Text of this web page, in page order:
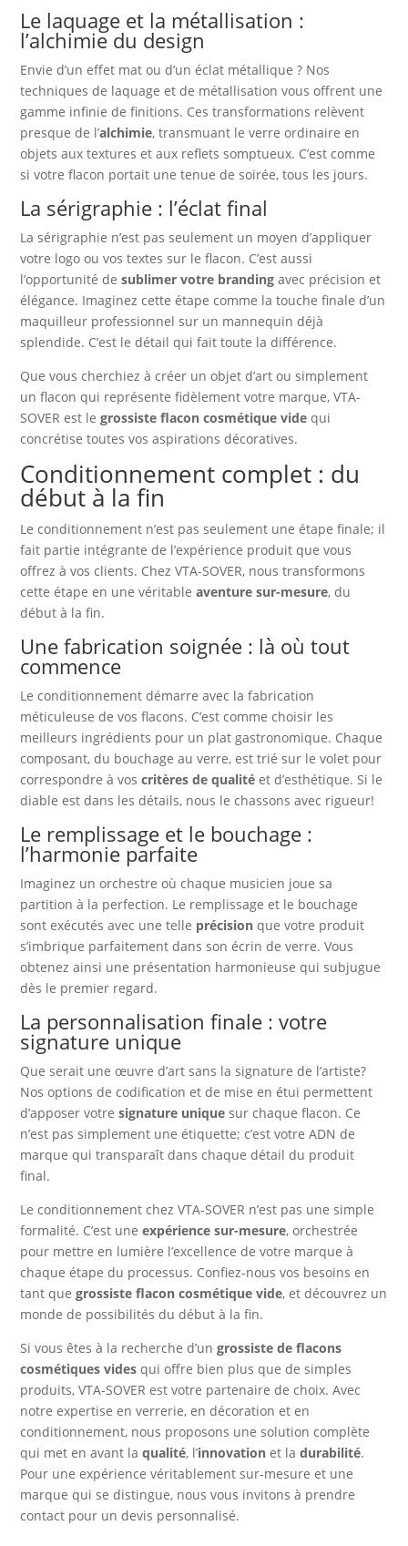
Le laquage et la métallisation :
l’alchimie du design
Envie d’un effet mat ou d’un éclat métallique ? Nos
techniques de laquage et de métallisation vous offrent une
gamme infinie de finitions. Ces transformations relèvent
presque de l’alchimie, transmuant le verre ordinaire en
objets aux textures et aux reflets somptueux. C’est comme
si votre flacon portait une tenue de soirée, tous les jours.
La sérigraphie : l’éclat final
La sérigraphie n’est pas seulement un moyen d’appliquer
votre logo ou vos textes sur le flacon. C’est aussi
l’opportunité desublimer votre branding avec précision et
élégance. Imaginez cette étape comme la touche finale d’un
maquilleur professionnel sur un mannequin déjà
splendide. C’est le détail qui fait toute la différence.
Que vous cherchiez à créer un objet d’art ou simplement
un flacon qui représente fidèlement votre marque, VTA-
SOVER est legrossiste flacon cosmétique vide qui
concrétise toutes vos aspirations décoratives.
Conditionnement complet : du
début à la fin
Le conditionnement n’est pas seulement une étape finale; il
fait partie intégrante de l’expérience produit que vous
offrez à vos clients. Chez VTA-SOVER, nous transformons
cette étape en une véritableaventure sur-mesure, du
début à la fin.
Une fabrication soignée : là où tout
commence
Le conditionnement démarre avec la fabrication
méticuleuse de vos flacons. C’est comme choisir les
meilleurs ingrédients pour un plat gastronomique. Chaque
composant, du bouchage au verre, est trié sur le volet pour
correspondre à voscritères de qualité et d’esthétique. Si le
diable est dans les détails, nous le chassons avec rigueur!
Le remplissage et le bouchage :
l’harmonie parfaite
Imaginez un orchestre où chaque musicien joue sa
partition à la perfection. Le remplissage et le bouchage
sont exécutés avec une telle précision que votre produit
s’imbrique parfaitement dans son écrin de verre. Vous
obtenez ainsi une présentation harmonieuse qui subjugue
dès le premier regard.
La personnalisation finale : votre
signature unique
Que serait une œuvre d’art sans la signature de l’artiste?
Nos options de codification et de mise en étui permettent
d’apposer votresignature unique sur chaque flacon. Ce
n’est pas simplement une étiquette; c’est votre ADN de
marque qui transparaît dans chaque détail du produit
final.
Le conditionnement chez VTA-SOVER n’est pas une simple
formalité. C’est uneexpérience sur-mesure, orchestrée
pour mettre en lumière l’excellence de votre marque à
chaque étape du processus. Confiez-nous vos besoins en
tant quegrossiste flacon cosmétique vide, et découvrez un
monde de possibilités du début à la fin.
Si vous êtes à la recherche d’ungrossiste de flacons
cosmétiques vides qui offre bien plus que de simples
produits, VTA-SOVER est votre partenaire de choix. Avec
notre expertise en verrerie, en décoration et en
conditionnement, nous proposons une solution complète
qui met en avant laqualité, l’innovation et ladurabilité.
Pour une expérience véritablement sur-mesure et une
marque qui se distingue, nous vous invitons à prendre
contact pour un devis personnalisé.